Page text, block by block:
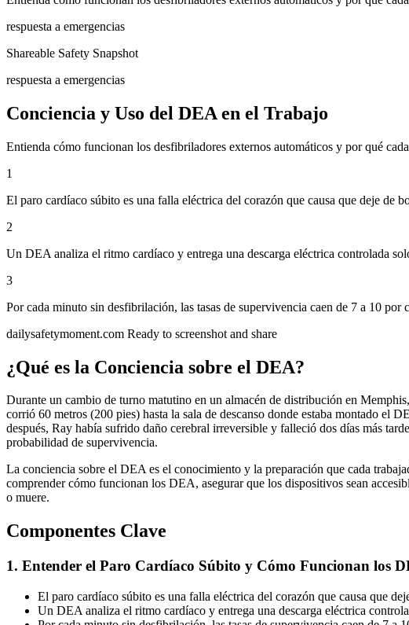
respuesta a emergencias
Shareable Safety Snapshot
respuesta a emergencias
Conciencia y Uso del DEA en el Trabajo
Entienda cómo funcionan los desfibriladores externos automáticos y por qué
1
El paro cardíaco súbito es una falla eléctrica del corazón que causa que deje de
2
Un DEA analiza el ritmo cardíaco y entrega una descarga eléctrica controlada
3
Por cada minuto sin desfibrilación, las tasas de supervivencia caen de 7 a 10
dailysafetymoment.com Ready to screenshot and share
¿Qué es la Conciencia sobre el DEA?
Durante un cambio de turno matutino en un almacén de distribución en
corrió 60 metros (200 pies) hasta la sala de descanso donde estaba montado el
después, Ray había sufrido daño cerebral irreversible y falleció dos días más
probabilidad de supervivencia.
La conciencia sobre el DEA es el conocimiento y la preparación que cada
comprender cómo funcionan los DEA, asegurar que los dispositivos sean
o muere.
Componentes Clave
1. Entender el Paro Cardíaco Súbito y Cómo Funcionan los
El paro cardíaco súbito es una falla eléctrica del corazón que causa que
Un DEA analiza el ritmo cardíaco y entrega una descarga eléctrica